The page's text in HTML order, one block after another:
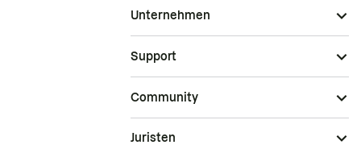
Unternehmen
Support
Community
Juristen